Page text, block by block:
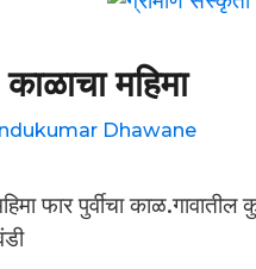
महिमा
Dhawane
फार पुर्वीचा